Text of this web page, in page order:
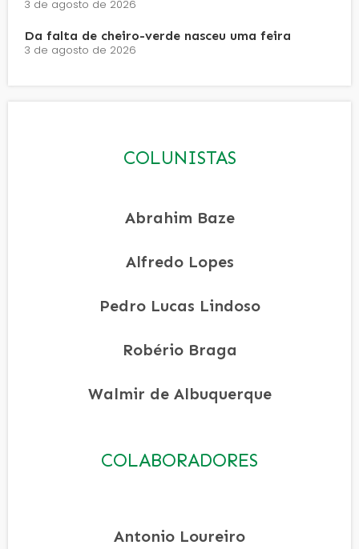
3 de agosto de 2026
Da falta de cheiro-verde nasceu uma feira
3 de agosto de 2026
COLUNISTAS
Abrahim Baze
Alfredo Lopes
Pedro Lucas Lindoso
Robério Braga
Walmir de Albuquerque
COLABORADORES
Antonio Loureiro